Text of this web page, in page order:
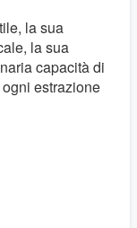
la sua
la sua
capacità di
estrazione